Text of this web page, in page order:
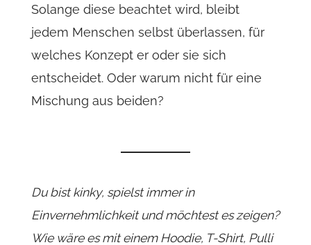
Solange diese beachtet wird, bleibt
jedem Menschen selbst überlassen, für
welches Konzept er oder sie sich
entscheidet. Oder warum nicht für eine
Mischung aus beiden?
Du bist kinky, spielst immer in
Einvernehmlichkeit und möchtest es zeigen?
Wie wäre es mit einem Hoodie, T-Shirt, Pulli